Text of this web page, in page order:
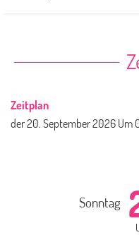
Zeitplan
der20. September 2026 Um
Sonntag